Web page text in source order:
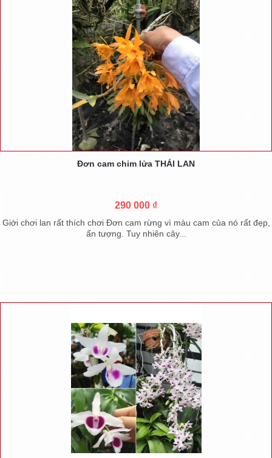
Đơn cam chim lửa THÁI LAN
290 000 ₫
Giới chơi lan rất thích chơi Đơn cam rừng vì màu cam của nó rất đẹp,
ấn tượng. Tuy nhiên cây...